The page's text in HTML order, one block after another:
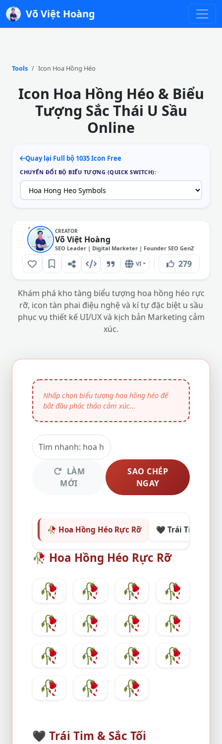
Võ Việt Hoàng
Tools Icon Hoa Hồng Héo
Icon Hoa Hồng Héo & Biểu
Tượng Sắc Thái U Sầu
Online
Quay lại Full bộ 1035 Icon Free
CHUYỂN ĐỔI BỘ BIỂU TƯỢNG (QUICK SWITCH):
CREATOR
Võ Việt Hoàng
SEO Leader | Digital Marketer | Founder SEO GenZ
VI 279
Khám phá kho tàng biểu tượng hoa hồng héo rực
rỡ, icon tàn phai điệu nghệ và kí tự đặc biệt u sầu
phục vụ thiết kế UI/UX và kịch bản Marketing cảm
xúc.
LÀM
MỚI
SAO CHÉP
NGAY
🥀 Hoa Hồng Héo Rực Rỡ 🖤 Trái Tim & Sắc
🥀 Hoa Hồng Héo Rực Rỡ
🥀 🥀 🥀
🥀
🥀
🥀 🥀
🥀
🥀
🥀 🥀
🥀
🥀
🥀 🥀
🖤 Trái Tim & Sắc Tối